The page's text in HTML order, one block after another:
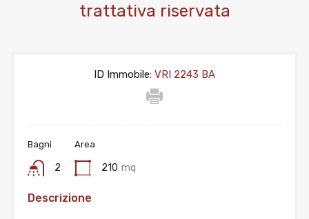
trattativa riservata
ID Immobile: VRI 2243 BA
Bagni
2
Area
210 mq
Descrizione